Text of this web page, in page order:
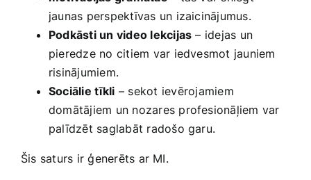
jaunas perspektīvas un izaicinājumus.
Podkāsti un​ video lekcijas – idejas un
pieredze no citiem var ​iedvesmot jauniem
risinājumiem.
Sociālie ⁤tīkli – sekot⁤ ievērojamiem
domātājiem un nozares profesionāļiem var
palīdzēt saglabāt radošo garu.
Šis saturs ir ģenerēts ar MI.